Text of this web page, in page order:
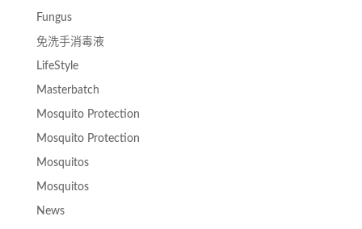
Fungus
免洗手消毒液
LifeStyle
Masterbatch
Mosquito Protection
Mosquito Protection
Mosquitos
Mosquitos
News